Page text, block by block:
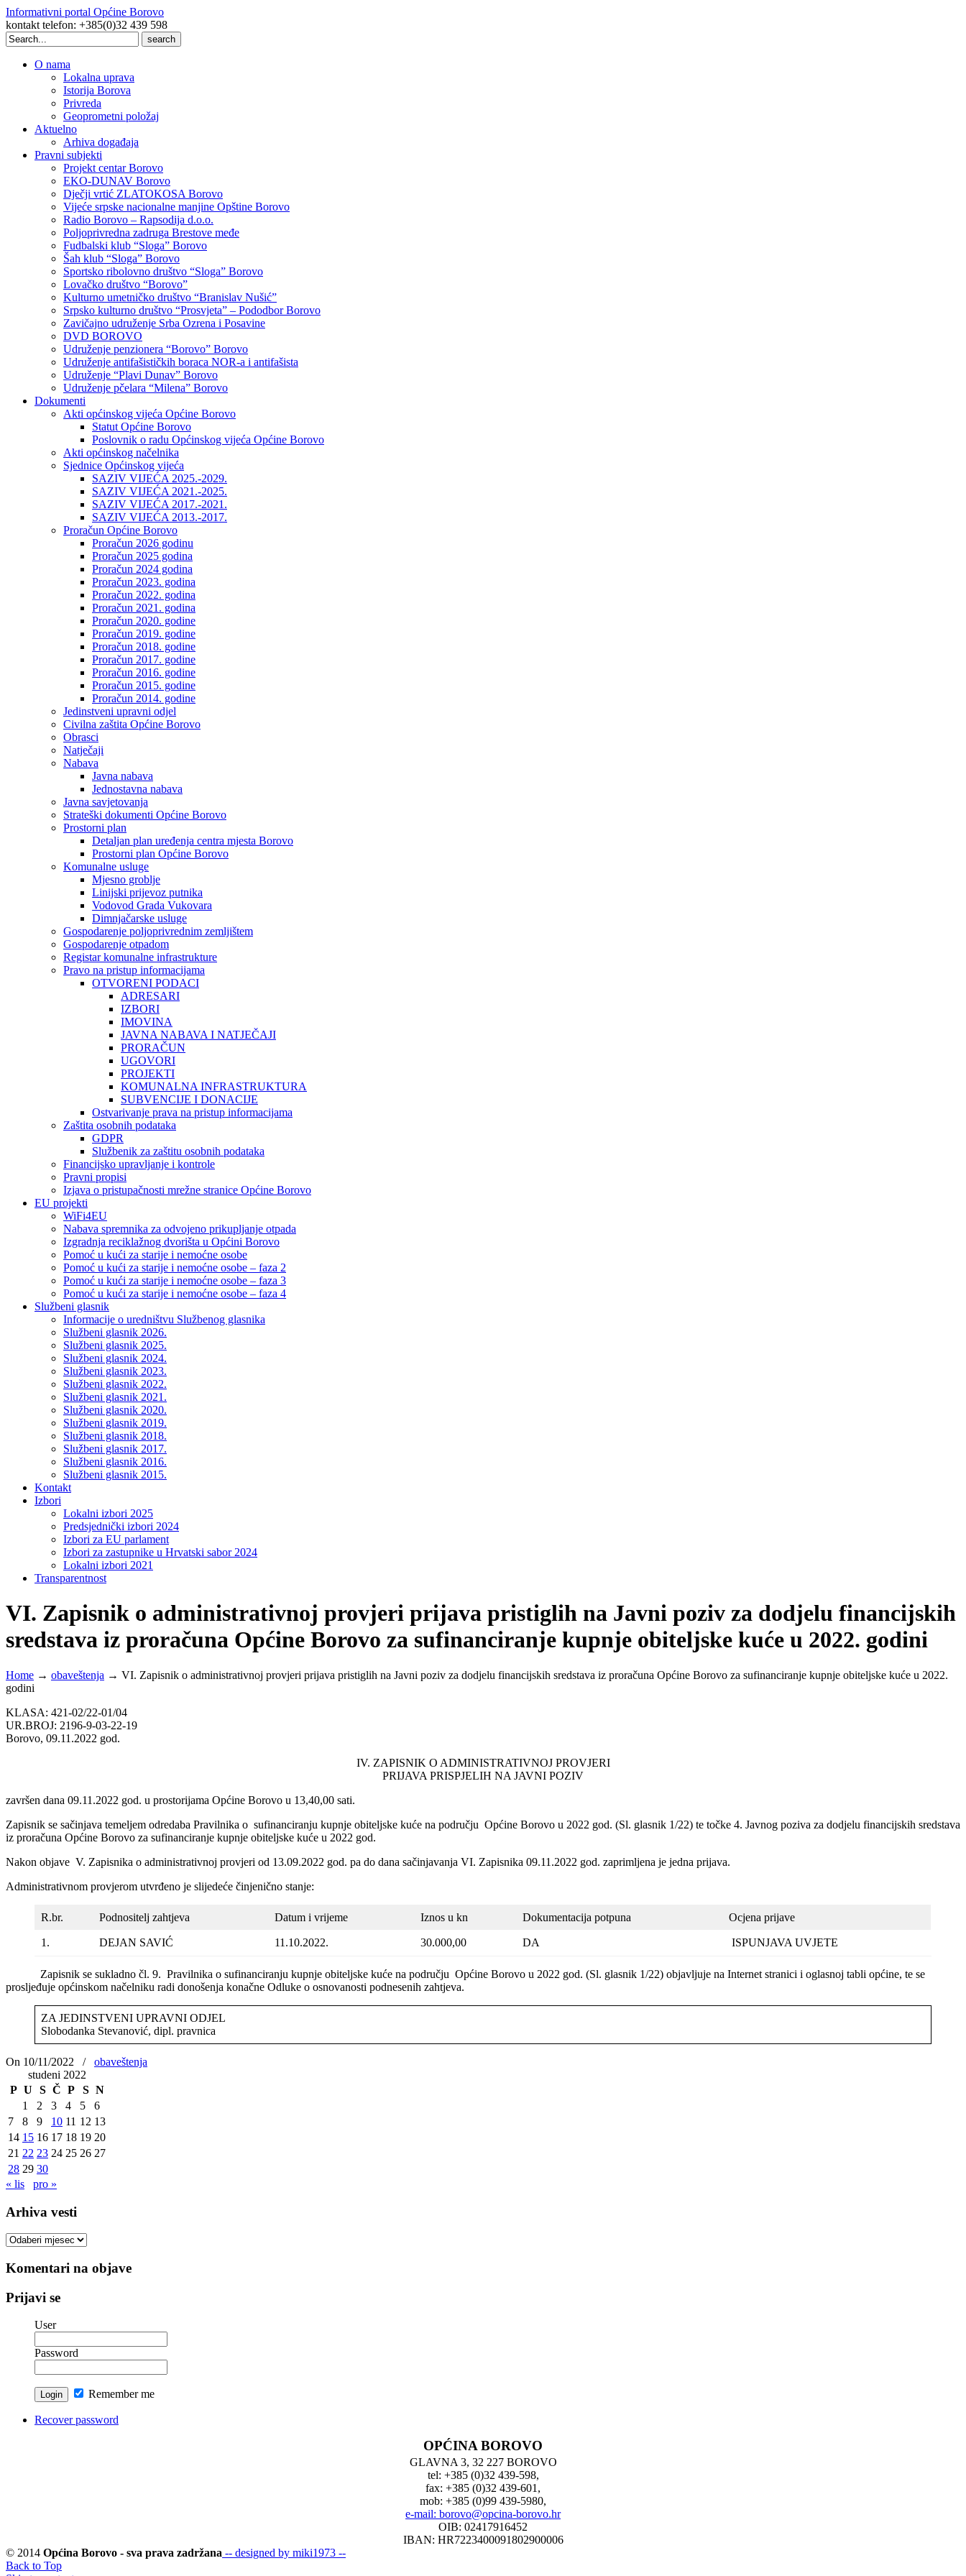
Informativni portal Općine Borovo
kontakt telefon: +385(0)32 439 598
Search
for:
O nama
Lokalna uprava
Istorija Borova
Privreda
Geoprometni položaj
Aktuelno
Arhiva događaja
Pravni subjekti
Projekt centar Borovo
EKO-DUNAV Borovo
Dječji vrtić ZLATOKOSA Borovo
Vijeće srpske nacionalne manjine Opštine Borovo
Radio Borovo – Rapsodija d.o.o.
Poljoprivredna zadruga Brestove međe
Fudbalski klub “Sloga” Borovo
Šah klub “Sloga” Borovo
Sportsko ribolovno društvo “Sloga” Borovo
Lovačko društvo “Borovo”
Kulturno umetničko društvo “Branislav Nušić”
Srpsko kulturno društvo “Prosvjeta” – Pododbor Borovo
Zavičajno udruženje Srba Ozrena i Posavine
DVD BOROVO
Udruženje penzionera “Borovo” Borovo
Udruženje antifašističkih boraca NOR-a i antifašista
Udruženje “Plavi Dunav” Borovo
Udruženje pčelara “Milena” Borovo
Dokumenti
Akti općinskog vijeća Općine Borovo
Statut Općine Borovo
Poslovnik o radu Općinskog vijeća Općine Borovo
Akti općinskog načelnika
Sjednice Općinskog vijeća
SAZIV VIJEĆA 2025.-2029.
SAZIV VIJEĆA 2021.-2025.
SAZIV VIJEĆA 2017.-2021.
SAZIV VIJEĆA 2013.-2017.
Proračun Općine Borovo
Proračun 2026 godinu
Proračun 2025 godina
Proračun 2024 godina
Proračun 2023. godina
Proračun 2022. godina
Proračun 2021. godina
Proračun 2020. godine
Proračun 2019. godine
Proračun 2018. godine
Proračun 2017. godine
Proračun 2016. godine
Proračun 2015. godine
Proračun 2014. godine
Jedinstveni upravni odjel
Civilna zaštita Općine Borovo
Obrasci
Natječaji
Nabava
Javna nabava
Jednostavna nabava
Javna savjetovanja
Strateški dokumenti Općine Borovo
Prostorni plan
Detaljan plan uređenja centra mjesta Borovo
Prostorni plan Općine Borovo
Komunalne usluge
Mjesno groblje
Linijski prijevoz putnika
Vodovod Grada Vukovara
Dimnjačarske usluge
Gospodarenje poljoprivrednim zemljištem
Gospodarenje otpadom
Registar komunalne infrastrukture
Pravo na pristup informacijama
OTVORENI PODACI
ADRESARI
IZBORI
IMOVINA
JAVNA NABAVA I NATJEČAJI
PRORAČUN
UGOVORI
PROJEKTI
KOMUNALNA INFRASTRUKTURA
SUBVENCIJE I DONACIJE
Ostvarivanje prava na pristup informacijama
Zaštita osobnih podataka
GDPR
Službenik za zaštitu osobnih podataka
Financijsko upravljanje i kontrole
Pravni propisi
Izjava o pristupačnosti mrežne stranice Općine Borovo
EU projekti
WiFi4EU
Nabava spremnika za odvojeno prikupljanje otpada
Izgradnja reciklažnog dvorišta u Općini Borovo
Pomoć u kući za starije i nemoćne osobe
Pomoć u kući za starije i nemoćne osobe – faza 2
Pomoć u kući za starije i nemoćne osobe – faza 3
Pomoć u kući za starije i nemoćne osobe – faza 4
Službeni glasnik
Informacije o uredništvu Službenog glasnika
Službeni glasnik 2026.
Službeni glasnik 2025.
Službeni glasnik 2024.
Službeni glasnik 2023.
Službeni glasnik 2022.
Službeni glasnik 2021.
Službeni glasnik 2020.
Službeni glasnik 2019.
Službeni glasnik 2018.
Službeni glasnik 2017.
Službeni glasnik 2016.
Službeni glasnik 2015.
Kontakt
Izbori
Lokalni izbori 2025
Predsjednički izbori 2024
Izbori za EU parlament
Izbori za zastupnike u Hrvatski sabor 2024
Lokalni izbori 2021
Transparentnost
VI. Zapisnik o administrativnoj provjeri prijava pristiglih na Javni poziv za dodjelu financijskih
sredstava iz proračuna Općine Borovo za sufinanciranje kupnje obiteljske kuće u 2022. godini
Home → obaveštenja → VI. Zapisnik o administrativnoj provjeri prijava pristiglih na Javni poziv za dodjelu financijskih sredstava iz proračuna Općine Borovo za sufinanciranje kupnje obiteljske kuće u 2022.
godini
KLASA: 421-02/22-01/04
UR.BROJ: 2196-9-03-22-19
Borovo, 09.11.2022 god.
IV. ZAPISNIK O ADMINISTRATIVNOJ PROVJERI
PRIJAVA PRISPJELIH NA JAVNI POZIV
završen dana 09.11.2022 god. u prostorijama Općine Borovo u 13,40,00 sati.
Zapisnik se sačinjava temeljem odredaba Pravilnika o sufinanciranju kupnje obiteljske kuće na području Općine Borovo u 2022 god. (Sl. glasnik 1/22) te točke 4. Javnog poziva za dodjelu financijskih sredstava
iz proračuna Općine Borovo za sufinanciranje kupnje obiteljske kuće u 2022 god.
Nakon objave V. Zapisnika o administrativnoj provjeri od 13.09.2022 god. pa do dana sačinjavanja VI. Zapisnika 09.11.2022 god. zaprimljena je jedna prijava.
Administrativnom provjerom utvrđeno je slijedeće činjenično stanje:
R.br. Podnositelj zahtjeva Datum i vrijeme Iznos u kn Dokumentacija potpuna Ocjena prijave
1. DEJAN SAVIĆ 11.10.2022. 30.000,00 DA ISPUNJAVA UVJETE
Zapisnik se sukladno čl. 9. Pravilnika o sufinanciranju kupnje obiteljske kuće na području Općine Borovo u 2022 god. (Sl. glasnik 1/22) objavljuje na Internet stranici i oglasnoj tabli općine, te se
prosljeđuje općinskom načelniku radi donošenja konačne Odluke o osnovanosti podnesenih zahtjeva.
ZA JEDINSTVENI UPRAVNI ODJEL
Slobodanka Stevanović, dipl. pravnica
On 10/11/2022 /
obaveštenja
studeni 2022
P U S Č P S N
1
2 3 4 5
6
7
8 9 10 11 12 13
14 15 16 17 18 19 20
21 22 23 24 25 26 27
28 29 30
« lis
pro »
Arhiva vesti
Arhiva
Komentari na objave
Prijavi se
User
Password
Remember me
Recover password
OPĆINA BOROVO
GLAVNA 3, 32 227 BOROVO
tel: +385 (0)32 439-598,
fax: +385 (0)32 439-601,
mob: +385 (0)99 439-5980,
e-mail: borovo@opcina-borovo.hr
OIB: 02417916452
IBAN: HR7223400091802900006
© 2014 Općina Borovo - sva prava zadržana -- designed by miki1973 --
Back to Top